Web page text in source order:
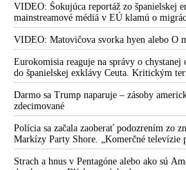
VIDEO: Šokujúca reportáž zo španielskej
mainstreamové médiá v EÚ klamú o
pod rúškom Migračného paktu migráciu v
VIDEO: Matovičova svorka hyen alebo O
Eurokomisia reaguje na správy o
do španielskej exklávy Ceuta. Kritickým
Darmo sa Trump naparuje – zásoby
zdecimované
Polícia sa začala zaoberať podozrením zo
Markízy Party Shore. „Komerčné televízie
mozgy ľudí zasypávajú hnojom,“ vyhlásil
Juraj Draxler. „KDE SÚ protesty, výkriky
Strach a hnus v Pentagóne alebo ako sú